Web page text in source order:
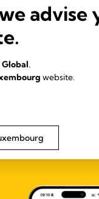
wiederadvise
Global.
website.